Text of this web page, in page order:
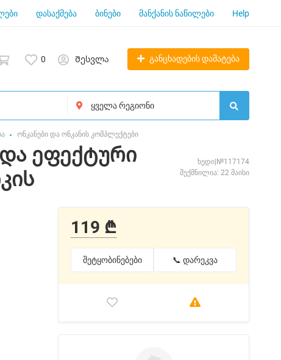
დასაქმება ბინები მანქანის ნაწილები Help
0 Შესვლა განცხადების დამატება
ონკანები და ონკანის კომპლექტები
ეფექტური
ხედი|№117174
შექმნილია: 22 მაისი
119 ₾
შეტყობინებები 📞 დარეკვა